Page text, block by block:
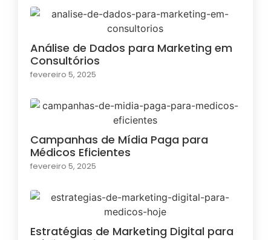
Análise de Dados para Marketing em
Consultórios
fevereiro 5, 2025
Campanhas de Mídia Paga para
Médicos Eficientes
fevereiro 5, 2025
Estratégias de Marketing Digital para